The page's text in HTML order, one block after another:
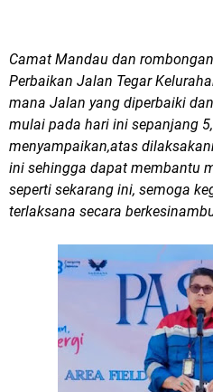
Camat Mandau dan
Perbaikan Jalan Tegar
mana Jalan yang diperbaiki
mulai pada hari ini sepanjang
menyampaikan,atas
ini sehingga dapat membantu
seperti sekarang ini, semoga
terlaksana secara